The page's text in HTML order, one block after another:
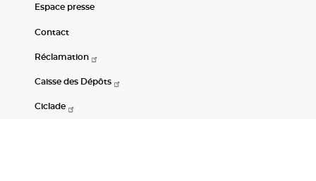
Espace presse
Contact
Réclamation
Caisse des Dépôts
Ciclade